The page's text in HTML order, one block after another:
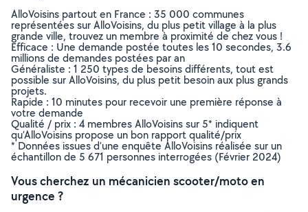
AlloVoisins partout en France : 35 000 communes
représentées sur AlloVoisins, du plus petit village à la plus
grande ville, trouvez un membre à proximité de chez vous !
Efficace : Une demande postée toutes les 10 secondes, 3.6
millions de demandes postées par an
Généraliste : 1 250 types de besoins différents, tout est
possible sur AlloVoisins, du plus petit besoin aux plus grands
projets.
Rapide : 10 minutes pour recevoir une première réponse à
votre demande
Qualité / prix : 4 membres AlloVoisins sur 5* indiquent
qu’AlloVoisins propose un bon rapport qualité/prix
* Données issues d’une enquête AlloVoisins réalisée sur un
échantillon de 5 671 personnes interrogées (Février 2024)
Vous cherchez un mécanicien scooter/moto en
urgence ?